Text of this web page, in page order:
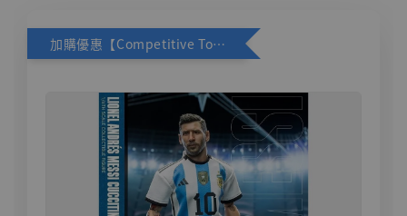
加購優惠【Competitive Toys 梅西 [CM001]】